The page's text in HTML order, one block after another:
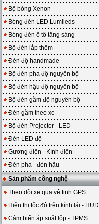
Bộ bóng Xenon
Bóng đèn LED Lumileds
Bóng đèn ô tô tăng sáng
Bộ đèn lắp thêm
Đèn độ handmade
Bộ đèn pha độ nguyên bộ
Bộ đèn hậu độ nguyên bộ
Bộ đèn gầm độ nguyên bộ
Đèn gầm theo xe
Bộ đèn Projector - LED
Đèn LED độ
Gương điện - Kính điện
Đèn pha - đèn hậu
Sản phẩm công nghệ
Theo dõi xe qua vệ tinh GPS
Hiển thị tốc độ trên kính lái - HUD
Cảm biến áp suất lốp - TPMS